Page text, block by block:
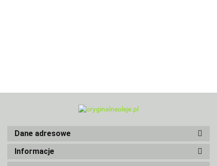
Dane adresowe
Informacje